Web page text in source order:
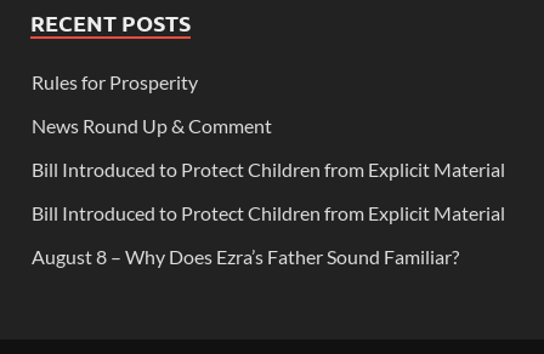
RECENT POSTS
Rules for Prosperity
News Round Up & Comment
Bill Introduced to Protect Children from Explicit Material
Bill Introduced to Protect Children from Explicit Material
August 8 – Why Does Ezra’s Father Sound Familiar?